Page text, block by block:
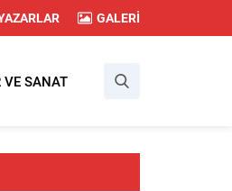
GALERİ
VE SANAT